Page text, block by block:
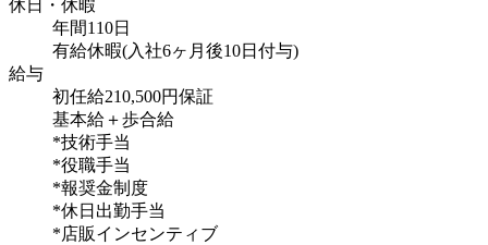
休日・休暇
年間110日
有給休暇(入社6ヶ月後10日付与)
給与
初任給210,500円保証
基本給＋歩合給
*技術手当
*役職手当
*報奨金制度
*休日出勤手当
*店販インセンティブ